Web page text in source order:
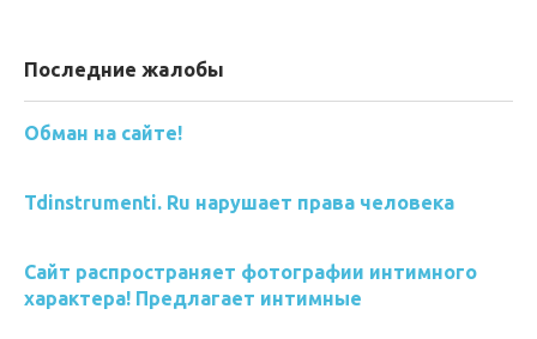
Последние жалобы
Обман на сайте!
Tdinstrumenti. Ru нарушает права человека
Сайт распространяет фотографии интимного
характера! Предлагает интимные